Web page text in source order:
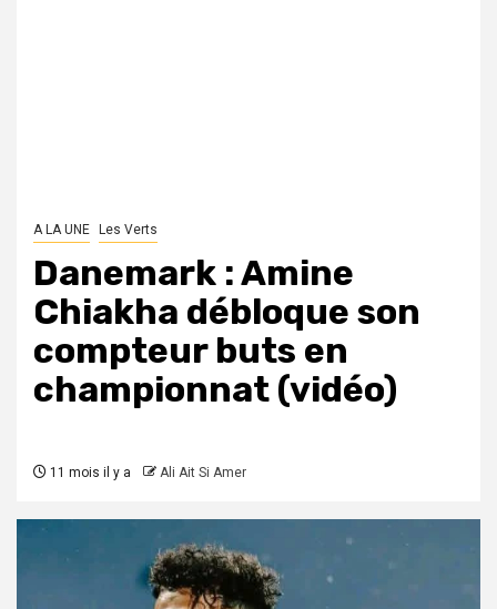
A LA UNE Les Verts
Danemark : Amine
Chiakha débloque son
compteur buts en
championnat (vidéo)
11 mois il y a Ali Ait Si Amer